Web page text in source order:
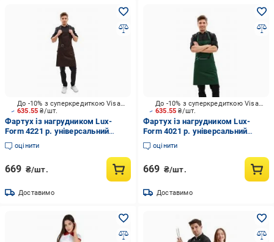
635.55₴/шт.
До -10% з суперкредиткою Visa Вигода
Фартух із нагрудником Lux-
Form 4221 р. універсальний
коричневий
оцінити
669 ₴/шт.
Доставимо
635.55₴/шт.
До -10% з суперкредиткою Visa Вигода
Фартух із нагрудником Lux-
Form 4021 р. універсальний
зелений
оцінити
669 ₴/шт.
Доставимо